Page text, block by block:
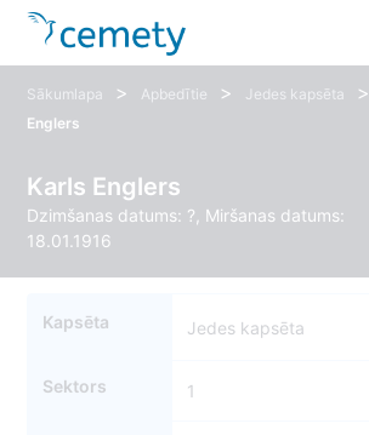
Sākumlapa > Apbedītie > Jedes kapsēta >
Englers
Karls Englers
Dzimšanas datums: ?, Miršanas datums:
18.01.1916
Kapsēta Jedes kapsēta
Sektors 1